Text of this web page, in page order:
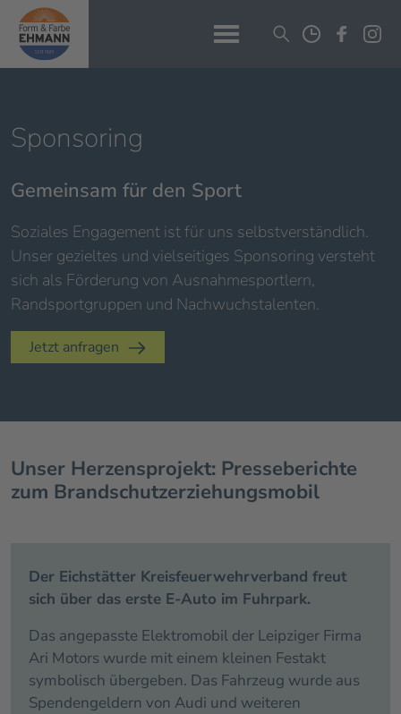
Sponsoring
Gemeinsam für den Sport
Soziales Engagement ist für uns selbstverständlich.
Unser gezieltes und vielseitiges Sponsoring versteht
sich als Förderung von Ausnahmesportlern,
Randsportgruppen und Nachwuchstalenten.
Jetzt anfragen
Unser Herzensprojekt: Presseberichte
zum Brandschutzerziehungsmobil
Der Eichstätter Kreisfeuerwehrverband freut
sich über das erste E-Auto im Fuhrpark.
Das angepasste Elektromobil der Leipziger Firma
Ari Motors wurde mit einem kleinen Festakt
symbolisch übergeben. Das Fahrzeug wurde aus
Spendengeldern von Audi und weiteren